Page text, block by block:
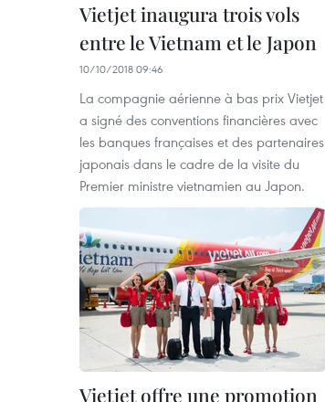
Vietjet inaugura trois vols
entre le Vietnam et le Japon
10/10/2018 09:46
La compagnie aérienne à bas prix Vietjet
a signé des conventions financières avec
les banques françaises et des partenaires
japonais dans le cadre de la visite du
Premier ministre vietnamien au Japon.
Vietjet offre une promotion